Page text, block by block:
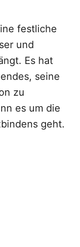
festliche
und
Es hat
seine
zu
es um die
geht.